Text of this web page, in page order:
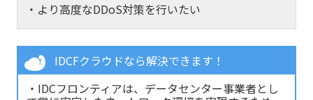
・より高度なDDoS対策を行いたい
IDCFクラウドなら解決できます！
・IDCフロンティアは、データセンター事業者とし